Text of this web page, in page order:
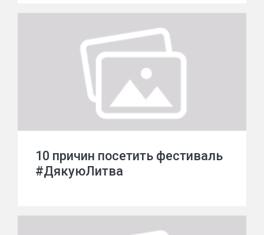
10 причин посетить фестиваль
#ДякуюЛитва